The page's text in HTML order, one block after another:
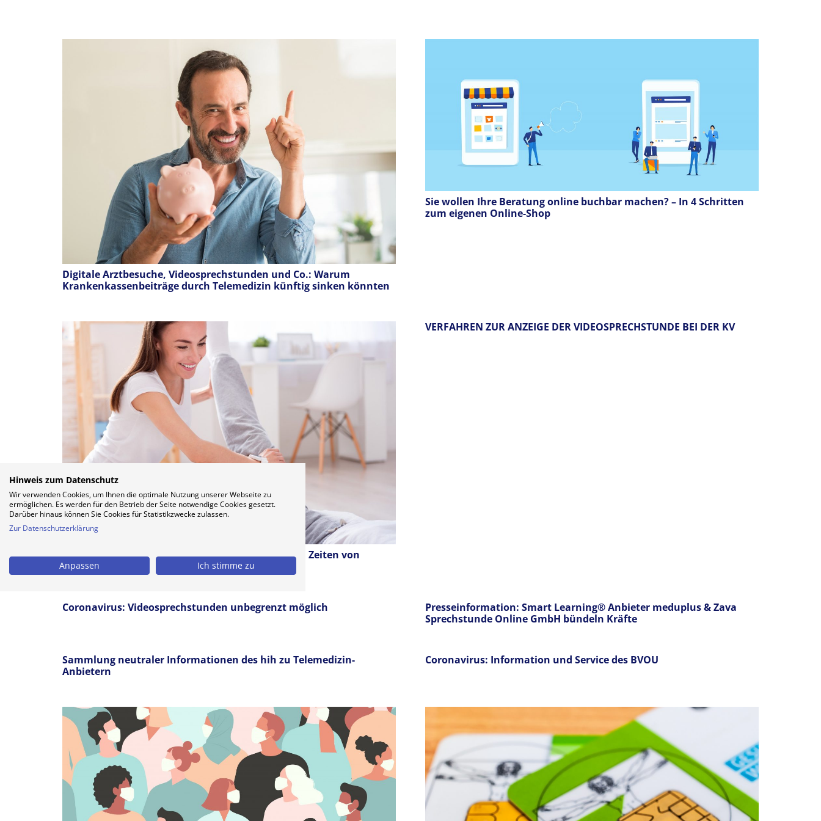
Digitale Arztbesuche, Videosprechstunden und Co.: Warum
Krankenkassenbeiträge durch Telemedizin künftig sinken könnten
Sie wollen Ihre Beratung online buchbar machen? – In 4 Schritten
zum eigenen Online-Shop
Videosprechstunde statt Praxis: Physiotherapie in Zeiten von
Corona
VERFAHREN ZUR ANZEIGE DER VIDEOSPRECHSTUNDE BEI DER KV
Coronavirus: Videosprechstunden unbegrenzt möglich
Presseinformation: Smart Learning® Anbieter meduplus & Zava
Sprechstunde Online GmbH bündeln Kräfte
Sammlung neutraler Informationen des hih zu Telemedizin-
Anbietern
Coronavirus: Information und Service des BVOU
Hinweis zum Datenschutz
Wir verwenden Cookies, um Ihnen die optimale Nutzung unserer Webseite zu
ermöglichen. Es werden für den Betrieb der Seite notwendige Cookies gesetzt.
Darüber hinaus können Sie Cookies für Statistikzwecke zulassen.
Zur Datenschutzerklärung
Anpassen Ich stimme zu